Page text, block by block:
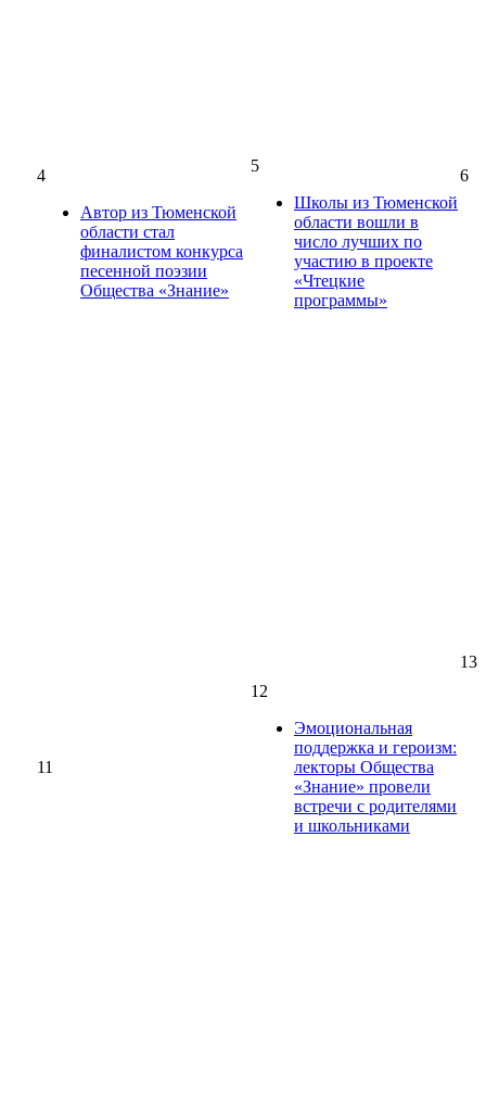
4
Автор из Тюменской
области стал
финалистом конкурса
песенной поэзии
Общества «Знание»
5
Школы из Тюменской
области вошли в
число лучших по
участию в проекте
«Чтецкие
программы»
6
11
12
Эмоциональная
поддержка и героизм:
лекторы Общества
«Знание» провели
встречи с родителями
и школьниками
13